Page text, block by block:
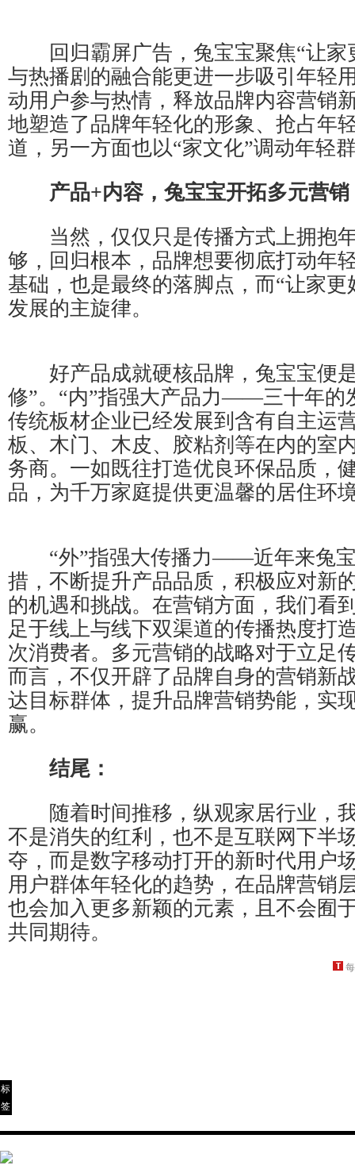
回归霸屏广告，兔宝宝聚焦“让家
与热播剧的融合能更进一步吸引年轻
动用户参与热情，释放品牌内容营销
地塑造了品牌年轻化的形象、抢占年
道，另一方面也以“家文化”调动年轻
产品+内容， 兔宝宝开拓多元营销
当然，仅仅只是传播方式上拥抱
够，回归根本，品牌想要彻底打动年
基础，也是最终的落脚点，而“让家更
发展的主旋律。
好产品成就硬核品牌，兔宝宝便
修”。“内”指强大产品力——三十年的
传统板材企业已经发展到含有自主运
板、木门、木皮、胶粘剂等在内的室
务商。一如既往打造优良环保品质，
品，为千万家庭提供更温馨的居住环
“外”指强大传播力——近年来兔宝
措，不断提升产品品质，积极应对新
的机遇和挑战。在营销方面，我们看
足于线上与线下双渠道的传播热度打
次消费者。多元营销的战略对于立足
而言，不仅开辟了品牌自身的营销新
达目标群体，提升品牌营销势能，实
赢。
结尾 ：
随着时间推移，纵观家居行业，
不是消失的红利，也不是互联网下半
夺，而是数字移动打开的新时代用户
用户群体年轻化的趋势，在品牌营销
也会加入更多新颖的元素，且不会囿
共同期待。
标
签